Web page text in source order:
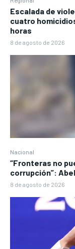
Escalada de
cuatro
horas
8 de agosto de 2026
Nacional
“Fronteras no
corrupción”:
8 de agosto de 2026